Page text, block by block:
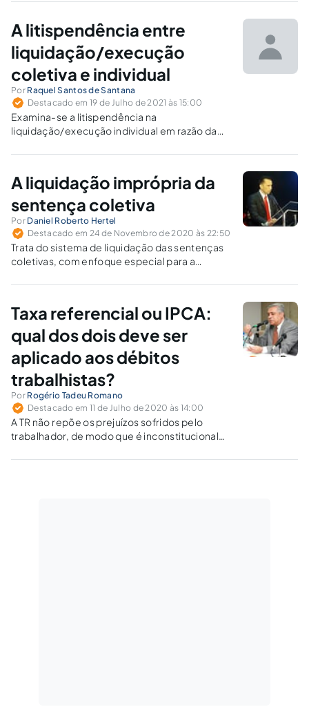
A litispendência entre
liquidação/execução
coletiva e individual
Por Raquel Santos de Santana
Destacado em 19 de Julho de 2021 às 15:00
Examina-se a litispendência na
liquidação/execução individual em razão da
do beneficiário do processo judicial de
A liquidação imprópria da
sentença coletiva
Por Daniel Roberto Hertel
Destacado em 24 de Novembro de 2020 às 22:50
Trata do sistema de liquidação das sentenças
coletivas, com enfoque especial para a
legitimidade ad causam ativa e do quantum
e do STJ.
Taxa referencial ou IPCA:
qual dos dois deve ser
aplicado aos débitos
trabalhistas?
Por Rogério Tadeu Romano
Destacado em 11 de Julho de 2020 às 14:00
A TR não repõe os prejuízos sofridos pelo
trabalhador, de modo que é inconstitucional
trabalhistas. Aliás, são evidentes as